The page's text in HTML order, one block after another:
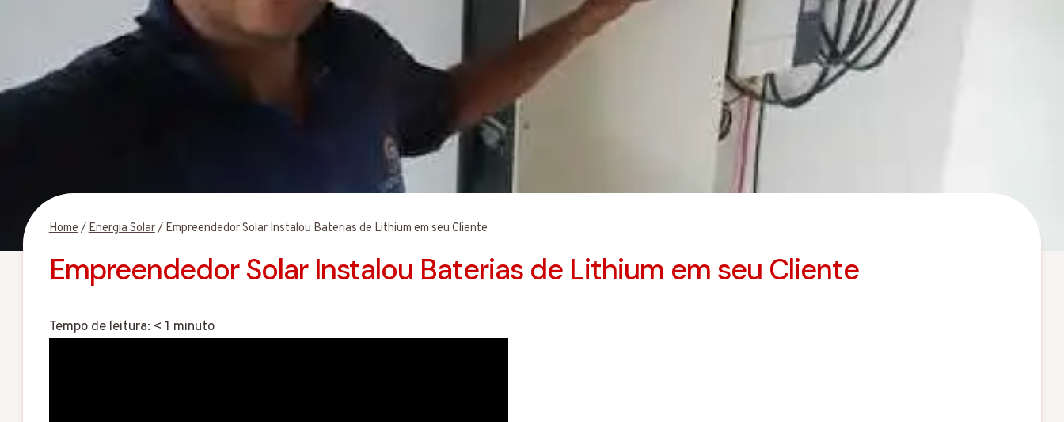
Home/Energia Solar/ Empreendedor Solar Instalou Baterias de Lithium em seu Cliente
Empreendedor Solar Instalou Baterias de Lithium em seu Cliente
Tempo de leitura: < 1 minuto